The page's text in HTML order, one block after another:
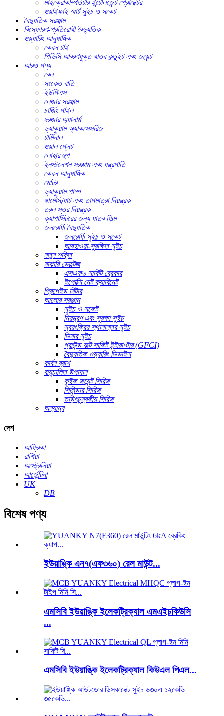
মাইক্রোকম্পিউটার ইন্টেলিজেন্ট প্রোটেক্টর
ওয়াইফাই স্মার্ট সুইচ ও সকেট
বৈদ্যুতিক সরঞ্জাম
বিস্ফোরণ-প্রতিরোধী বৈদ্যুতিক
ওয়্যারিং আনুষাঙ্গিক
কেবল টাই
পিভিসি আবরণযুক্ত ধাতব কন্ডুইট এবং জয়েন্ট
আরও পণ্য
বেল
সংকেত বাতি
ইউপিএস
লেজার সরঞ্জাম
চার্জিং পাইল
দরজার অ্যালার্ম
ভ্যাকুয়াম অ্যাকসেসরিজ
টার্মিনাল
ওয়াল প্লেট
লোহার হুপ
ইনস্টলেশন সরঞ্জাম এবং যন্ত্রপাতি
কেবল আনুষাঙ্গিক
মোটর
ভ্যাকুয়াম পাম্প
থার্মোস্ট্যাট এবং তাপমাত্রা নিয়ন্ত্রক
তরল স্তর নিয়ন্ত্রক
ক্যাপাসিটরের জন্য ধাতব ফিল্ম
জলরোধী বৈদ্যুতিক
জলরোধী সুইচ ও সকেট
আবহাওয়া-সুরক্ষিত সুইচ
নতুন শক্তি
মাঝারি ভোল্টেজ
এসএফ৬ সার্কিট ব্রেকার
ইপোক্সি নেট ক্যাবিনেট
প্রিপেইড মিটার
আলোর সরঞ্জাম
সুইচ ও সকেট
নিয়ন্ত্রণ এবং সুরক্ষা সুইচ
স্বয়ংক্রিয় স্থানান্তর সুইচ
ডিমার সুইচ
গ্রাউন্ড ফল্ট সার্কিট ইন্টারাপ্টার (GFCI)
বৈদ্যুতিক ওয়্যারিং ডিভাইস
কার্বন ব্রাশ
বায়ুচালিত উপাদান
কুইক জয়েন্ট সিরিজ
সিলিন্ডার সিরিজ
তড়িৎচুম্বকীয় সিরিজ
অন্যান্য
দেশ
আফ্রিকা
রাশিয়া
অস্ট্রেলিয়া
আর্জেন্টিনা
UK
DB
বিশেষ পণ্য
ইউয়াঙ্কি এন৭(এফ৩৬০) রেল মাউন্ট...
এমসিবি ইউয়াঙ্কি ইলেকট্রিক্যাল এমএইচকিউসি
...
এমসিবি ইউয়াঙ্কি ইলেকট্রিক্যাল কিউএল পিএল...